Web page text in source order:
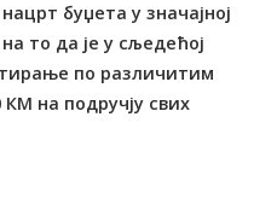
буџета у значајној
то да је у сљедећој
по различитим
КМ на подручју свих